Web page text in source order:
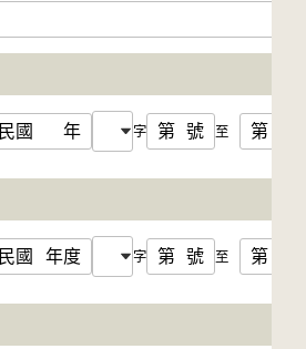
民國 年 字 第 號 至 第
民國 年度 字 第 號 至 第